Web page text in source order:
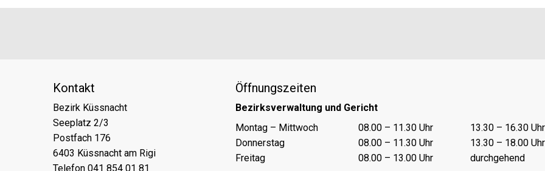
Kontakt
Bezirk Küssnacht
Seeplatz 2/3
Postfach 176
6403 Küssnacht am Rigi
Telefon 041 854 01 81
Öffnungszeiten
Bezirksverwaltung und Gericht
TagÖffnungszeiten VormittagÖffnungszeiten Nachmittag
Montag – Mittwoch 08.00 – 11.30 Uhr
13.30 – 16.30 Uhr
Donnerstag
08.00 – 11.30 Uhr
13.30 – 18.00 Uhr
Freitag
08.00 – 13.00 Uhr durchgehend